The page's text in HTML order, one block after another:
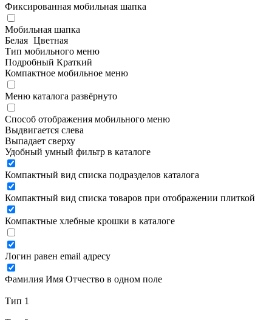
Фиксированная мобильная шапка
Мобильная шапка
Белая Цветная
Тип мобильного меню
Подробный Краткий
Компактное мобильное меню
Меню каталога развёрнуто
Способ отображения мобильного меню
Выдвигается слева
Выпадает сверху
Удобный умный фильтр в каталоге
Компактный вид списка подразделов каталога
Компактный вид списка товаров при отображении плиткой
Компактные хлебные крошки в каталоге
Логин равен email адресу
Фамилия Имя Отчество в одном поле
Тип 1